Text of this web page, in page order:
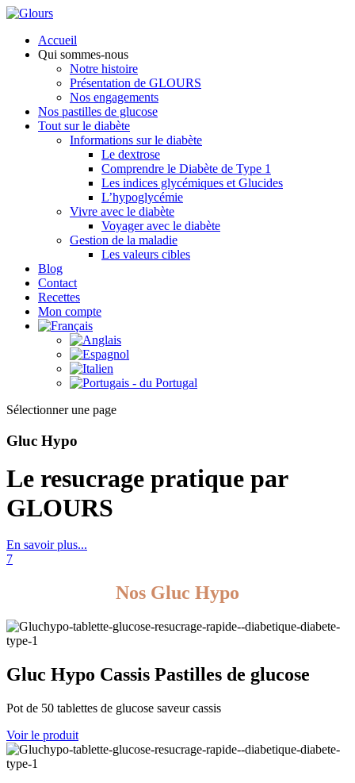
Accueil
Qui sommes-nous
Notre histoire
Présentation de GLOURS
Nos engagements
Nos pastilles de glucose
Tout sur le diabète
Informations sur le diabète
Le dextrose
Comprendre le Diabète de Type 1
Les indices glycémiques et Glucides
L’hypoglycémie
Vivre avec le diabète
Voyager avec le diabète
Gestion de la maladie
Les valeurs cibles
Blog
Contact
Recettes
Mon compte
Sélectionner une page
Gluc Hypo
Le resucrage pratique par
GLOURS
En savoir plus...
7
Nos Gluc Hypo
Gluc Hypo Cassis Pastilles de glucose
Pot de 50 tablettes de glucose saveur cassis
Voir le produit